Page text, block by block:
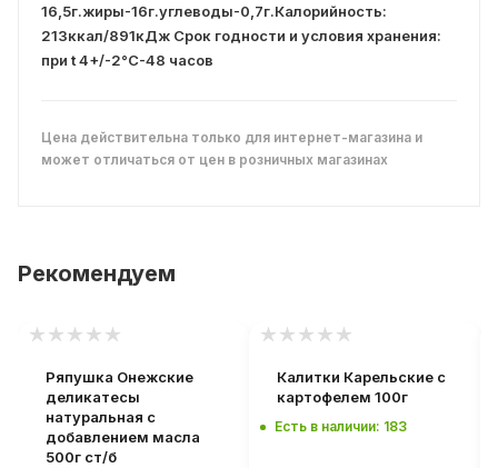
16,5г.жиры-16г.углеводы-0,7г.Калорийность:
213ккал/891кДж Срок годности и условия хранения:
при t 4+/-2°С-48 часов
Цена действительна только для интернет-магазина и
может отличаться от цен в розничных магазинах
Рекомендуем
Ряпушка Онежские
деликатесы
натуральная с
добавлением масла
500г ст/б
Калитки Карельские с
картофелем 100г
Есть в наличии: 183